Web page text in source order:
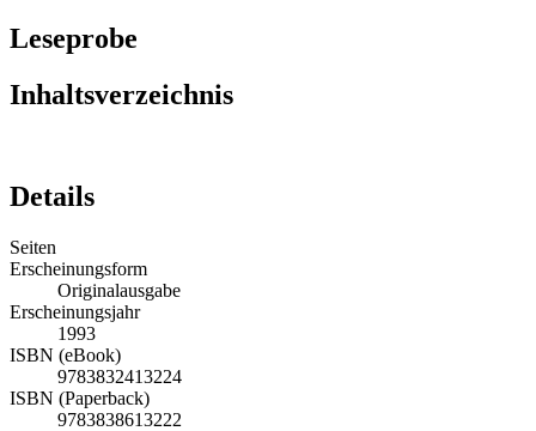
Leseprobe
Seiten
Erscheinungsform
Originalausgabe
Erscheinungsjahr
1993
ISBN (eBook)
9783832413224
ISBN (Paperback)